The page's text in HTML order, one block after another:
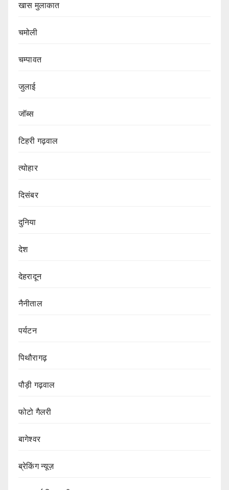
खास मुलाकात
चमोली
चम्पावत
जुलाई
जॉब्स
टिहरी गढ़वाल
त्योहार
दिसंबर
दुनिया
देश
देहरादून
नैनीताल
पर्यटन
पिथौरागढ़
पौड़ी गढ़वाल
फोटो गैलरी
बागेश्वर
ब्रेकिंग न्यूज़